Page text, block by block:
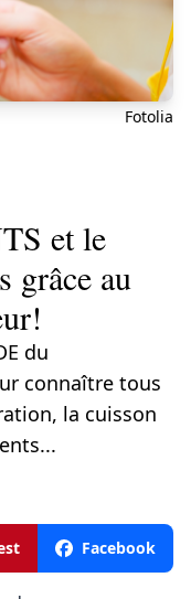
Fotolia
et le
grâce au
du
connaître tous
la cuisson
Facebook